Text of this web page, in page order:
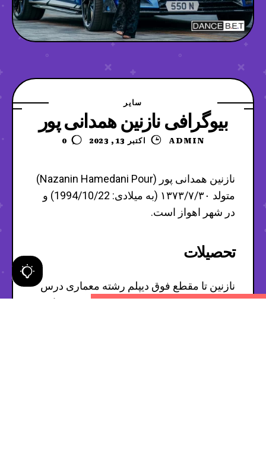
سایر
بیوگرافی نازنین همدانی پور
ADMIN اکتبر 13, 2023 0
نازنین همدانی پور (Nazanin Hamedani Pour)
متولد ۱۳۷۳/۷/۳۰ (به میلادی: 1994/10/22) و
در شهر اهواز است.
تحصیلات
نازنین تا مقطع فوق دیپلم رشته معماری درس
خوانده است. به گفته خودش سال ورود و نام